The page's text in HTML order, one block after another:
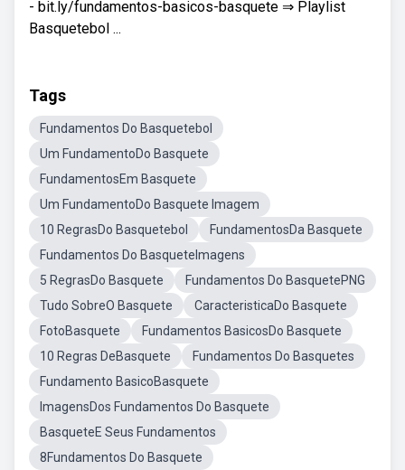
- bit.ly/fundamentos-basicos-basquete ⇒ Playlist
Basquetebol ...
Tags
Fundamentos Do Basquetebol
Um FundamentoDo Basquete
FundamentosEm Basquete
Um FundamentoDo Basquete Imagem
10 RegrasDo Basquetebol
FundamentosDa Basquete
Fundamentos Do BasqueteImagens
5 RegrasDo Basquete
Fundamentos Do BasquetePNG
Tudo SobreO Basquete
CaracteristicaDo Basquete
FotoBasquete
Fundamentos BasicosDo Basquete
10 Regras DeBasquete
Fundamentos Do Basquetes
Fundamento BasicoBasquete
ImagensDos Fundamentos Do Basquete
BasqueteE Seus Fundamentos
8Fundamentos Do Basquete